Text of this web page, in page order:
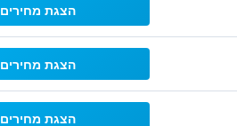
הצגת מחירים
הצגת מחירים
הצגת מחירים